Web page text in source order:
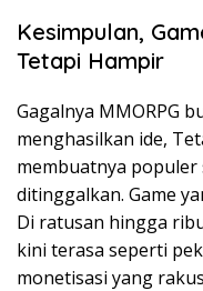
Kesimpulan,
Tetapi Hampir
Gagalnya MMORPG
menghasilkan ide,
membuatnya
ditinggalkan. Game
Di ratusan hingga
kini terasa seperti
monetisasi yang